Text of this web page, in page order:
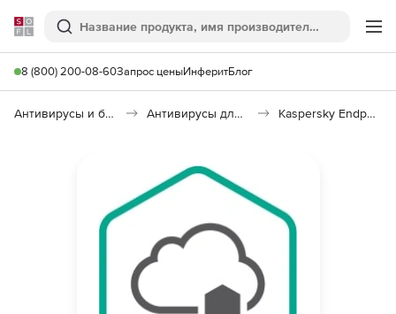
Softline
Поиск
8 (800) 200-08-60Запрос ценыИнферитБлог
Антивирусы и безопасность Антивирусы для организаций Kaspersky Endpoint Security Cloud